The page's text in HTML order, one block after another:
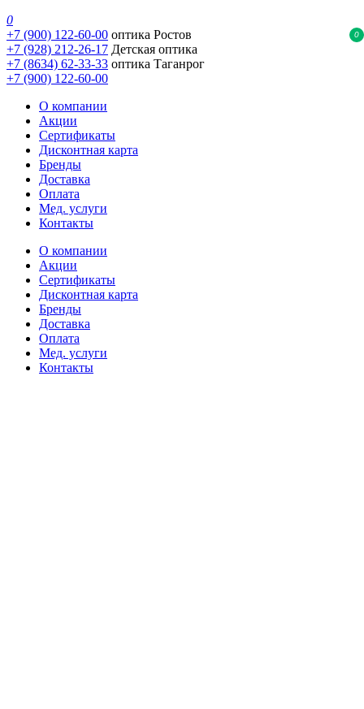
0
0
+7 (900) 122-60-00 оптика Ростов
+7 (928) 212-26-17 Детская оптика
+7 (8634) 62-33-33 оптика Таганрог
+7 (900) 122-60-00
О компании
Акции
Сертификаты
Дисконтная карта
Бренды
Доставка
Оплата
Мед. услуги
Контакты
О компании
Акции
Сертификаты
Дисконтная карта
Бренды
Доставка
Оплата
Мед. услуги
Контакты